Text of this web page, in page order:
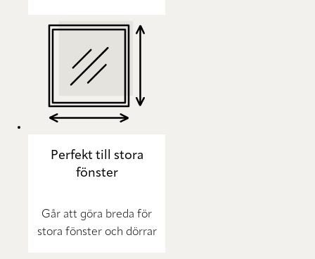
Perfekt till stora
fönster
Går att göra breda för
stora fönster och dörrar